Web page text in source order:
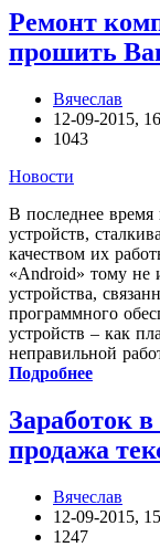
Ремонт
прошить
Вячеслав
12-09-2015,
1043
Новости
В последнее время
устройств,
качеством их
«Android» тому не
устройства,
программного
устройств – как
неправильной
Подробнее
Заработок
продажа
Вячеслав
12-09-2015,
1247